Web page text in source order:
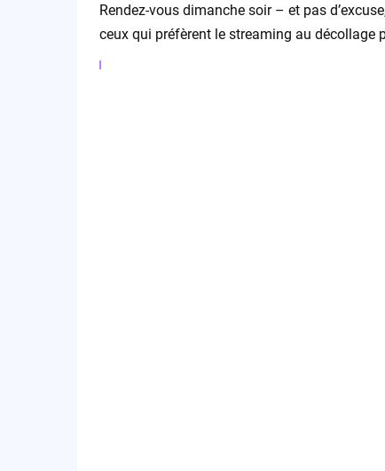
Rendez-vous dimanche soir – et pas
ceux qui préfèrent le streaming au décollage